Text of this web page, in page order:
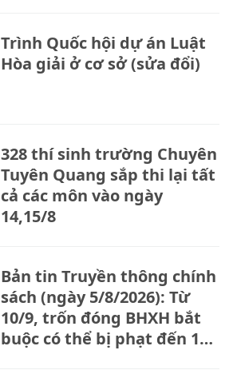
Trình Quốc hội dự án Luật
Hòa giải ở cơ sở (sửa đổi)
328 thí sinh trường Chuyên
Tuyên Quang sắp thi lại tất
cả các môn vào ngày
14,15/8
Bản tin Truyền thông chính
sách (ngày 5/8/2026): Từ
10/9, trốn đóng BHXH bắt
buộc có thể bị phạt đến 150